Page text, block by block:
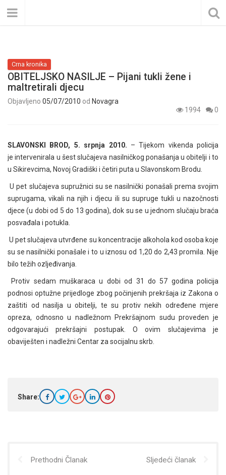
Crna kronika
OBITELJSKO NASILJE – Pijani tukli žene i
maltretirali djecu
Objavljeno 05/07/2010 od Novagra
1994
0
SLAVONSKI BROD, 5. srpnja 2010. – Tijekom vikenda policija
je intervenirala u šest slučajeva nasilničkog ponašanja u obitelji i to
u Sikirevcima, Novoj Gradiški i četiri puta u Slavonskom Brodu.
U pet slučajeva supružnici su se nasilnički ponašali prema svojim
suprugama, vikali na njih i djecu ili su supruge tukli u nazočnosti
djece (u dobi od 5 do 13 godina), dok su se u jednom slučaju braća
posvađala i potukla.
U pet slučajeva utvrđene su koncentracije alkohola kod osoba koje
su se nasilnički ponašale i to u iznosu od 1,20 do 2,43 promila. Nije
bilo težih ozljeđivanja.
Protiv sedam muškaraca u dobi od 31 do 57 godina policija
podnosi optužne prijedloge zbog počinjenih prekršaja iz Zakona o
zaštiti od nasilja u obitelji, te su protiv nekih određene mjere
opreza, odnosno u nadležnom Prekršajnom sudu proveden je
odgovarajući prekršajni postupak. O ovim slučajevima je
obaviješten i nadležni Centar za socijalnu skrb.
Share:
Prethodni Članak Sljedeći članak